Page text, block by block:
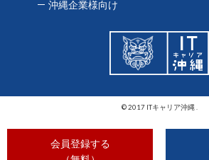
会員登録する
沖縄企業様向け
© 2017 ITキャリア沖縄 .